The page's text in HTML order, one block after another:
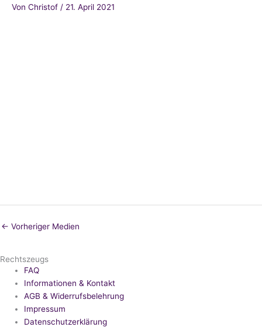
Von Christof / 21. April 2021
← Vorheriger Medien
Rechtszeugs
FAQ
Informationen & Kontakt
AGB & Widerrufsbelehrung
Impressum
Datenschutzerklärung